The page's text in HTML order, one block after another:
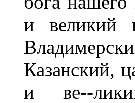
и великий
Казанский,
и ве--